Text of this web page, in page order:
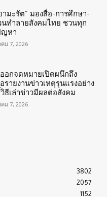
มะรัต” มองสื่อ-การศึกษา-
นทำลายสังคมไทย ชวนทุก
ญหา
คม 7, 2026
อกจดหมายเปิดผนึกถึง
ายงานข่าวเหตุรุนแรงอย่าง
ธีเล่าข่าวมีผลต่อสังคม
คม 7, 2026
3802
2057
1152